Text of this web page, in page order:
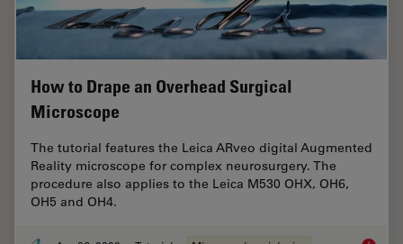
How to Drape an Overhead Surgical
Microscope
The tutorial features the Leica ARveo digital Augmented
Reality microscope for complex neurosurgery. The
procedure also applies to the Leica M530 OHX, OH6,
OH5 and OH4.